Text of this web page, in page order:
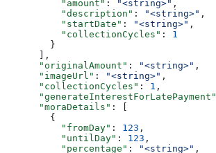
          "amount"
: "<string>" ,
          "description"
: "<string>" ,
          "startDate"
: "<string>" ,
          "collectionCycles"
: 1
        }
      ],
      "originalAmount"
: "<string>" ,
      "imageUrl"
: "<string>" ,
      "collectionCycles"
: 1 ,
      "generateInterestForLatePayment"
      "moraDetails"
: [
        {
          "fromDay"
: 123 ,
          "untilDay"
: 123 ,
          "percentage"
: "<string>" ,